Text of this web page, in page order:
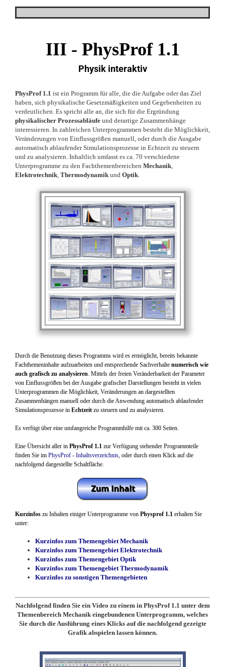
III - PhysProf 1.1
Physik interaktiv
PhysProf 1.1 ist ein Programm für alle, die die Aufgabe oder das Ziel
haben, sich physikalische Gesetzmäßigkeiten und Gegebenheiten zu
verdeutlichen. Es spricht alle an, die sich für die Ergründung
physikalischer Prozessabläufe und derartige Zusammenhänge
interessieren. In zahlreichen Unterprogrammen besteht die Möglichkeit,
Veränderungen von Einflussgrößen manuell, oder durch die Ausgabe
automatisch ablaufender Simulationsprozesse in Echtzeit zu steuern
und zu analysieren. Inhaltlich umfasst es ca. 70 verschiedene
Unterprogramme zu den Fachthemenbereichen Mechanik,
Elektrotechnik, Thermodynamik und Optik.
Durch die Benutzung dieses Programms wird es ermöglicht, bereits bekannte
Fachthemeninhalte aufzuarbeiten und entsprechende Sachverhalte numerisch wie
auch grafisch zu analysieren. Mittels der freien Veränderbarkeit der Parameter
von Einflussgrößen bei der Ausgabe grafischer Darstellungen besteht in vielen
Unterprogrammen die Möglichkeit, Veränderungen an dargestellten
Zusammenhängen manuell oder durch die Anwendung automatisch ablaufender
Simulationsprozesse in Echtzeit zu steuern und zu analysieren.
Es verfügt über eine umfangreiche Programmhilfe mit ca. 300 Seiten.
Eine Übersicht aller in PhysProf 1.1 zur Verfügung stehender Programmteile
finden Sie im PhysProf - Inhaltsverzeichnis, oder durch einen Klick auf die
nachfolgend dargestellte Schaltfläche.
Kurzinfos zu Inhalten einiger Unterprogramme von Physprof 1.1 erhalten Sie
unter:
Kurzinfos zum Themengebiet Mechanik
Kurzinfos zum Themengebiet Elektrotechnik
Kurzinfos zum Themengebiet Optik
Kurzinfos zum Themengebiet Thermodynamik
Kurzinfos zu sonstigen Themengebieten
Nachfolgend finden Sie ein Video zu einem in PhysProf 1.1 unter dem
Themenbereich Mechanik eingebundenen Unterprogramm, welches
Sie durch die Ausführung eines Klicks auf die nachfolgend gezeigte
Grafik abspielen lassen können.